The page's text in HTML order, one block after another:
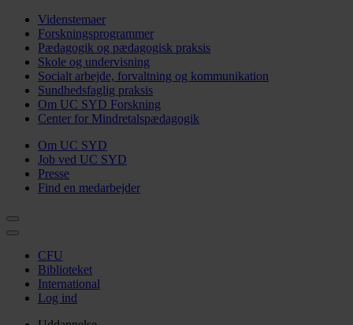
Videnstemaer
Forskningsprogrammer
Pædagogik og pædagogisk praksis
Skole og undervisning
Socialt arbejde, forvaltning og kommunikation
Sundhedsfaglig praksis
Om UC SYD Forskning
Center for Mindretalspædagogik
Om UC SYD
Job ved UC SYD
Presse
Find en medarbejder
CFU
Biblioteket
International
Log ind